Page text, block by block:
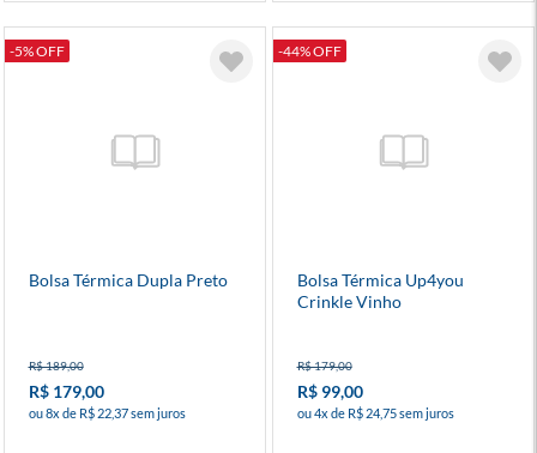
-5% OFF
Bolsa Térmica Dupla Preto
R$ 189,00
R$ 179,00
ou 8x de R$ 22,37 sem juros
-44% OFF
Bolsa Térmica Up4you
Crinkle Vinho
R$ 179,00
R$ 99,00
ou 4x de R$ 24,75 sem juros